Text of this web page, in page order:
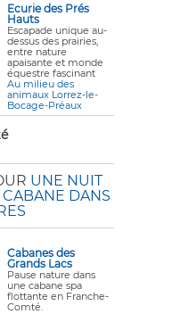
Ecurie des Prés
Hauts
Escapade unique au-
dessus des prairies,
entre nature
apaisante et monde
équestre fascinant
Au milieu des
animaux Lorrez-le-
Bocage-Préaux
UNE NUIT
DANS
Cabanes des
Grands Lacs
Pause nature dans
une cabane spa
flottante en Franche-
Comté.